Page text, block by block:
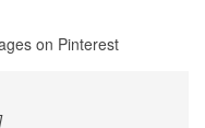
on Pinterest